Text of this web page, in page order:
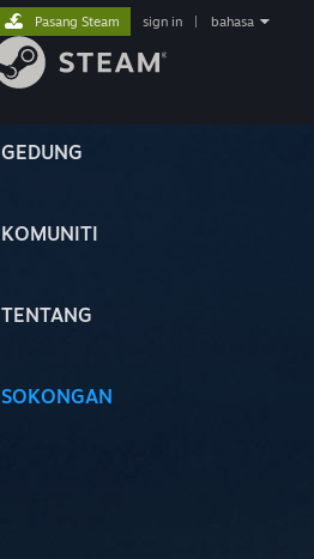
GEDUNG
KOMUNITI
TENTANG
SOKONGAN
Pasang Steam sign in bahasa